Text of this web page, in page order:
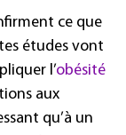
ce que
études vont
l’obésité
aux
qu’à un